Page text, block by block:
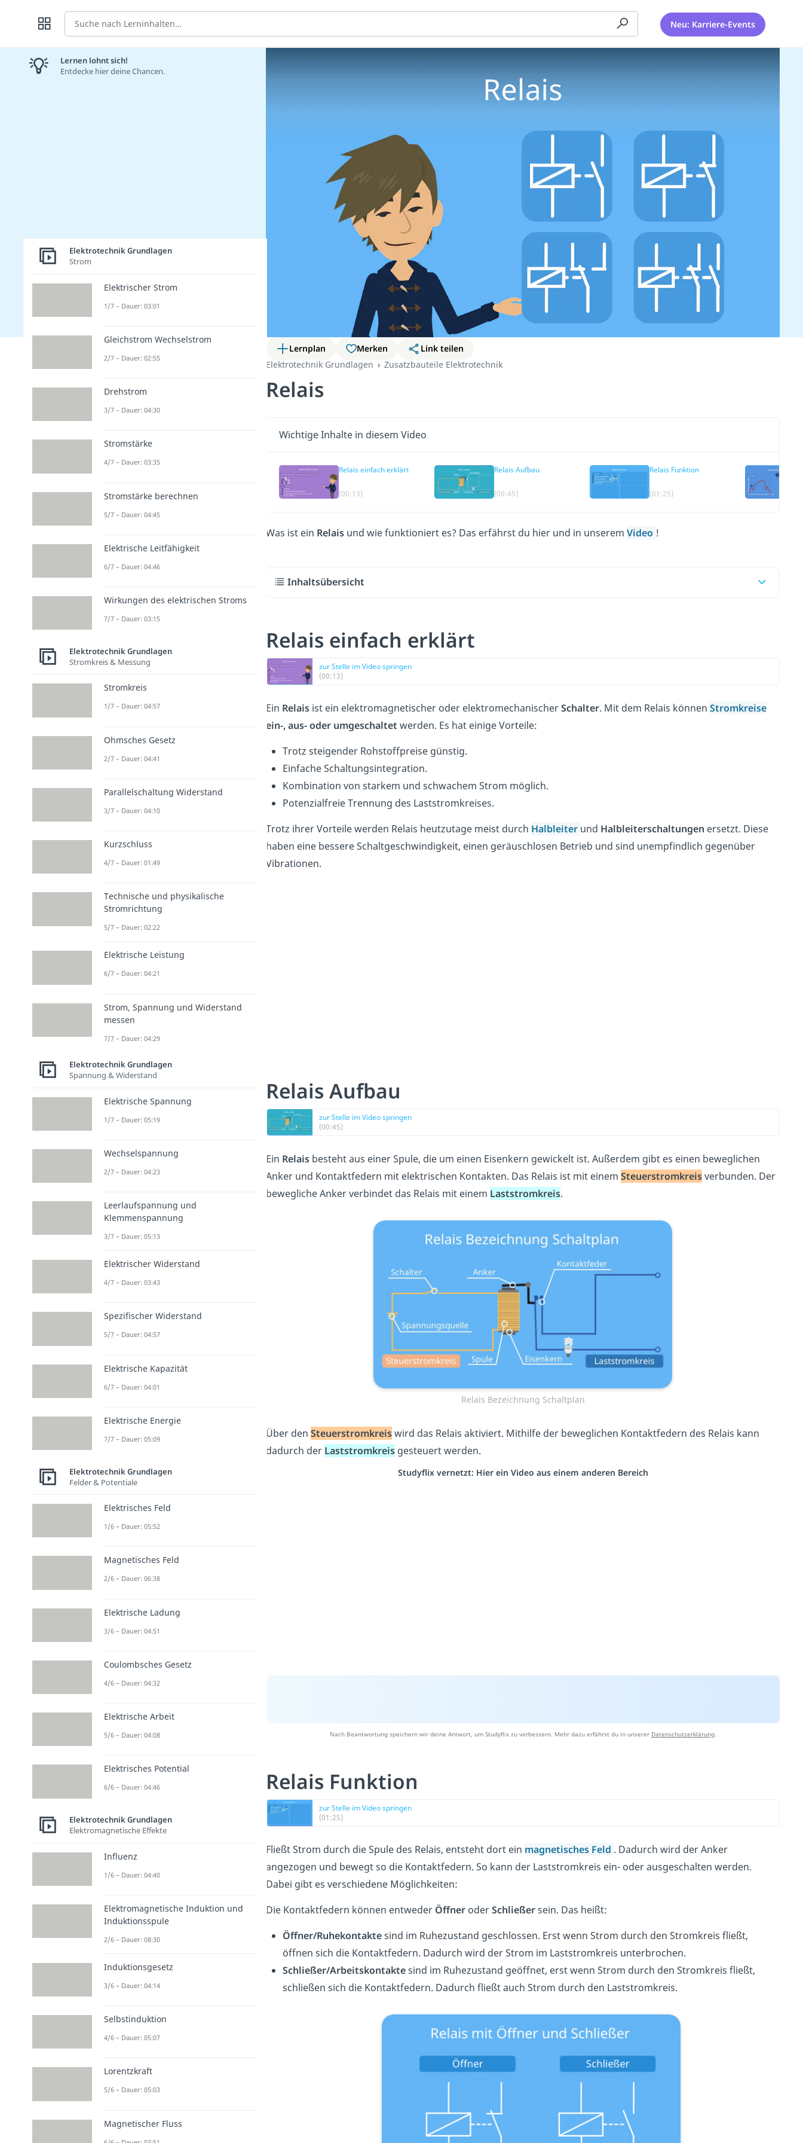
Suche Neu: Karriere-Events
Lernplan Merken
Link teilen
Elektrotechnik Grundlagen
Zusatzbauteile Elektrotechnik
Relais
Wichtige Inhalte in diesem Video
Relais einfach erklärt
(00:13)
Relais Aufbau
(00:45)
Relais Funktion
(01:25)
Was ist ein Relais und wie funktioniert es? Das erfährst du hier und in unserem Video !
Inhaltsübersicht
Relais einfach erklärt
zur Stelle im Video springen
(00:13)
Ein Relais ist ein elektromagnetischer oder elektromechanischerSchalter. Mit dem Relais können Stromkreise
ein-, aus- oder umgeschaltet werden. Es hat einige Vorteile:
Trotz steigender Rohstoffpreise günstig.
Einfache Schaltungsintegration.
Kombination von starkem und schwachem Strom möglich.
Potenzialfreie Trennung des Laststromkreises.
Trotz ihrer Vorteile werden Relais heutzutage meist durch Halbleiter und Halbleiterschaltungen ersetzt. Diese
haben eine bessere Schaltgeschwindigkeit, einen geräuschlosen Betrieb und sind unempfindlich gegenüber
Vibrationen.
Relais Aufbau
zur Stelle im Video springen
(00:45)
Ein Relais besteht aus einer Spule, die um einen Eisenkern gewickelt ist. Außerdem gibt es einen beweglichen
Anker und Kontaktfedern mit elektrischen Kontakten. Das Relais ist mit einem Steuerstromkreisverbunden. Der
bewegliche Anker verbindet das Relais mit einem Laststromkreis.
Relais Bezeichnung Schaltplan
Über den Steuerstromkreiswird das Relais aktiviert. Mithilfe der beweglichen Kontaktfedern des Relais kann
dadurch der Laststromkreis gesteuert werden.
Studyflix vernetzt: Hier ein Video aus einem anderen Bereich
Nach Beantwortung speichern wir deine Antwort, um Studyflix zu verbessern. Mehr dazu erfährst du in unserer Datenschutzerklärung.
Relais Funktion
zur Stelle im Video springen
(01:25)
Fließt Strom durch die Spule des Relais, entsteht dort ein magnetisches Feld . Dadurch wird der Anker
angezogen und bewegt so die Kontaktfedern. So kann der Laststromkreis ein- oder ausgeschalten werden.
Dabei gibt es verschiedene Möglichkeiten:
Die Kontaktfedern können entweder Öffner oderSchließersein. Das heißt:
Öffner/Ruhekontaktesind im Ruhezustand geschlossen. Erst wenn Strom durch den Stromkreis fließt,
öffnen sich die Kontaktfedern. Dadurch wird der Strom im Laststromkreis unterbrochen.
Schließer/Arbeitskontaktesind im Ruhezustand geöffnet, erst wenn Strom durch den Stromkreis fließt,
schließen sich die Kontaktfedern. Dadurch fließt auch Strom durch den Laststromkreis.
Lernen lohnt sich!
Entdecke hier deine Chancen.
Elektrotechnik Grundlagen
Strom
Elektrischer Strom
1/7 – Dauer: 03:01
Gleichstrom Wechselstrom
2/7 – Dauer: 02:55
Drehstrom
3/7 – Dauer: 04:30
Stromstärke
4/7 – Dauer: 03:35
Stromstärke berechnen
5/7 – Dauer: 04:45
Elektrische Leitfähigkeit
6/7 – Dauer: 04:46
Wirkungen des elektrischen Stroms
7/7 – Dauer: 03:15
Elektrotechnik Grundlagen
Stromkreis & Messung
Stromkreis
1/7 – Dauer: 04:57
Ohmsches Gesetz
2/7 – Dauer: 04:41
Parallelschaltung Widerstand
3/7 – Dauer: 04:10
Kurzschluss
4/7 – Dauer: 01:49
Technische und physikalische
Stromrichtung
5/7 – Dauer: 02:22
Elektrische Leistung
6/7 – Dauer: 04:21
Strom, Spannung und Widerstand
messen
7/7 – Dauer: 04:29
Elektrotechnik Grundlagen
Spannung & Widerstand
Elektrische Spannung
1/7 – Dauer: 05:19
Wechselspannung
2/7 – Dauer: 04:23
Leerlaufspannung und
Klemmenspannung
3/7 – Dauer: 05:13
Elektrischer Widerstand
4/7 – Dauer: 03:43
Spezifischer Widerstand
5/7 – Dauer: 04:57
Elektrische Kapazität
6/7 – Dauer: 04:01
Elektrische Energie
7/7 – Dauer: 05:09
Elektrotechnik Grundlagen
Felder & Potentiale
Elektrisches Feld
1/6 – Dauer: 05:52
Magnetisches Feld
2/6 – Dauer: 06:38
Elektrische Ladung
3/6 – Dauer: 04:51
Coulombsches Gesetz
4/6 – Dauer: 04:32
Elektrische Arbeit
5/6 – Dauer: 04:08
Elektrisches Potential
6/6 – Dauer: 04:46
Elektrotechnik Grundlagen
Elektromagnetische Effekte
Influenz
1/6 – Dauer: 04:40
Elektromagnetische Induktion und
Induktionsspule
2/6 – Dauer: 08:30
Induktionsgesetz
3/6 – Dauer: 04:14
Selbstinduktion
4/6 – Dauer: 05:07
Lorentzkraft
5/6 – Dauer: 05:03
Magnetischer Fluss